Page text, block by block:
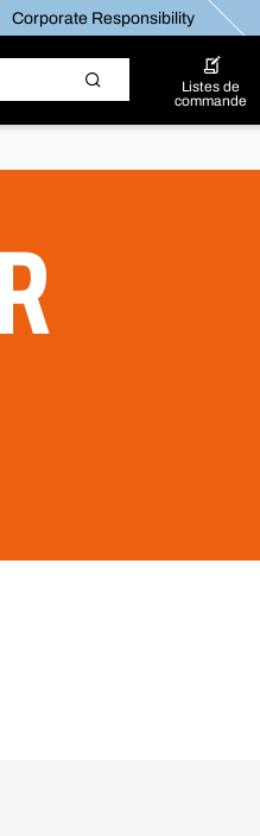
Corporate Responsibility
Listes de
commande